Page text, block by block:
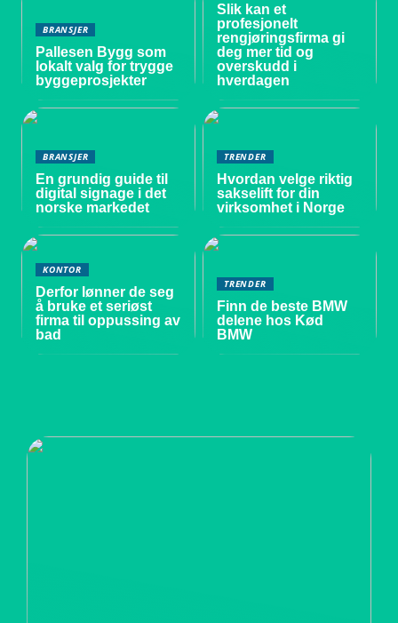
BRANSJER
Pallesen Bygg som
lokalt valg for trygge
byggeprosjekter
Slik kan et
profesjonelt
rengjøringsfirma gi
deg mer tid og
overskudd i
hverdagen
BRANSJER
En grundig guide til
digital signage i det
norske markedet
TRENDER
Hvordan velge riktig
sakselift for din
virksomhet i Norge
KONTOR
Derfor lønner de seg
å bruke et seriøst
firma til oppussing av
bad
TRENDER
Finn de beste BMW
delene hos Kød
BMW